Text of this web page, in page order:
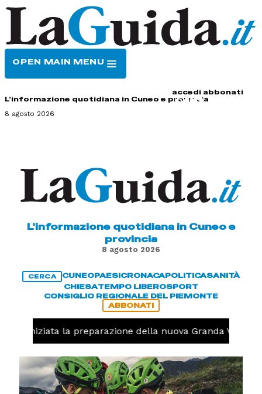
OPEN MAIN MENU
accedi abbonati
L'informazione quotidiana in Cuneo e provincia
8 agosto 2026
L'informazione quotidiana in Cuneo e
provincia
8 agosto 2026
CERCA CUNEOPAESICRONACAPOLITICASANITÀ
CHIESATEMPO LIBEROSPORT
CONSIGLIO REGIONALE DEL PIEMONTE
ABBONATI
iniziata la preparazione della nuova Granda Volley